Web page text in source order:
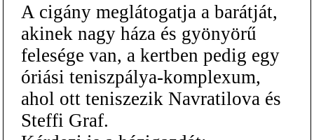
A cigány meglátogatja a barátját,
akinek nagy háza és gyönyörű
felesége van, a kertben pedig egy
óriási teniszpálya-komplexum,
ahol ott teniszezik Navratilova és
Steffi Graf.